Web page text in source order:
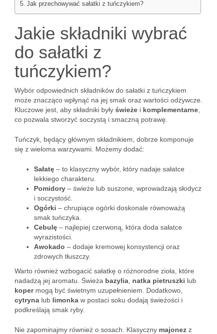
Jak przechowywać sałatki z tuńczykiem?
Jakie składniki wybrać
do sałatki z
tuńczykiem?
Wybór odpowiednich składników do sałatki z tuńczykiem
może znacząco wpłynąć na jej smak oraz wartości odżywcze.
Kluczowe jest, aby składniki były świeże i komplementarne
co pozwala stworzyć soczystą i smaczną potrawę.
Tuńczyk, będący głównym składnikiem, dobrze komponuje
się z wieloma warzywami. Możemy dodać:
Sałatę – to klasyczny wybór, który nadaje sałatce
lekkiego charakteru.
Pomidory – świeże lub suszone, wprowadzają słodycz
i soczystość.
Ogórki – chrupiące ogórki doskonale równoważą
smak tuńczyka.
Cebulę – najlepiej czerwoną, która doda sałatce
wyrazistości.
Awokado – dodaje kremowej konsystencji oraz
zdrowych tłuszczy.
Warto również wzbogacić sałatkę o różnorodne zioła, które
nadadzą jej aromatu. Świeża bazylia natka pietruszki lub
kopermogą być świetnym uzupełnieniem. Dodatkowo,
cytryna lub limonka w postaci soku dodają świeżości i
podkreślają smak ryby.
Nie zapominajmy również o sosach. Klasyczny majonez z